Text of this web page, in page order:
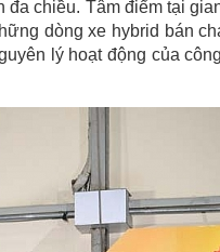
chiều. Tâm điểm tại
dòng xe hybrid bán
lý hoạt động của